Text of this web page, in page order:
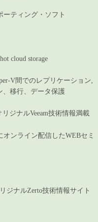
ティング・ソフト
cloud storage
V間でのレプリケーション,
、移行、データ保護
ジナルVeeam技術情報満載
オンライン配信したWEBセミ
ジナルZerto技術情報サイト